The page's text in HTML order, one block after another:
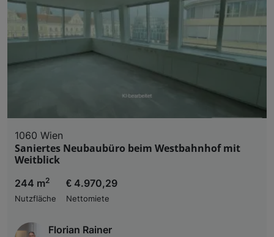
1060 Wien
Saniertes Neubaubüro beim Westbahnhof mit
Weitblick
244 m2
Nutzfläche
€ 4.970,29
Nettomiete
Florian Rainer